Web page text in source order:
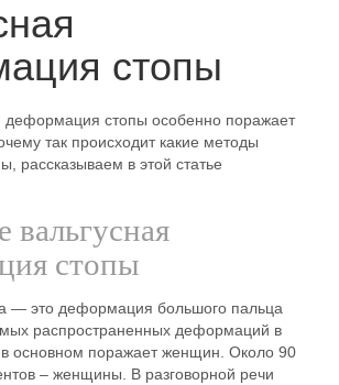
стопы
деформация стопы особенно поражает
так происходит какие методы
рассказываем в этой статье
вальгусная
стопы
— это деформация большого пальца
распространенных деформаций в
в основном поражает женщин. Около 90
– женщины. В разговорной речи